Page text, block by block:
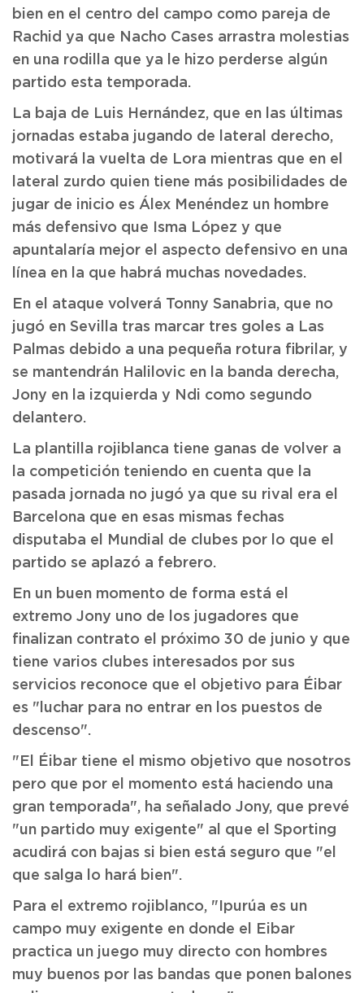
bien en el centro del campo como pareja de
Rachid ya que Nacho Cases arrastra molestias
en una rodilla que ya le hizo perderse algún
partido esta temporada.
La baja de Luis Hernández, que en las últimas
jornadas estaba jugando de lateral derecho,
motivará la vuelta de Lora mientras que en el
lateral zurdo quien tiene más posibilidades de
jugar de inicio es Álex Menéndez un hombre
más defensivo que Isma López y que
apuntalaría mejor el aspecto defensivo en una
línea en la que habrá muchas novedades.
En el ataque volverá Tonny Sanabria, que no
jugó en Sevilla tras marcar tres goles a Las
Palmas debido a una pequeña rotura fibrilar, y
se mantendrán Halilovic en la banda derecha,
Jony en la izquierda y Ndi como segundo
delantero.
La plantilla rojiblanca tiene ganas de volver a
la competición teniendo en cuenta que la
pasada jornada no jugó ya que su rival era el
Barcelona que en esas mismas fechas
disputaba el Mundial de clubes por lo que el
partido se aplazó a febrero.
En un buen momento de forma está el
extremo Jony uno de los jugadores que
finalizan contrato el próximo 30 de junio y que
tiene varios clubes interesados por sus
servicios reconoce que el objetivo para Éibar
es "luchar para no entrar en los puestos de
descenso".
"El Éibar tiene el mismo objetivo que nosotros
pero que por el momento está haciendo una
gran temporada", ha señalado Jony, que prevé
"un partido muy exigente" al que el Sporting
acudirá con bajas si bien está seguro que "el
que salga lo hará bien".
Para el extremo rojiblanco, "Ipurúa es un
campo muy exigente en donde el Eibar
practica un juego muy directo con hombres
muy buenos por las bandas que ponen balones